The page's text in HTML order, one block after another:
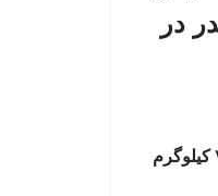
در
ببینید | تصاویری از کشف بیش از ۷۰۰ کیلوگرم